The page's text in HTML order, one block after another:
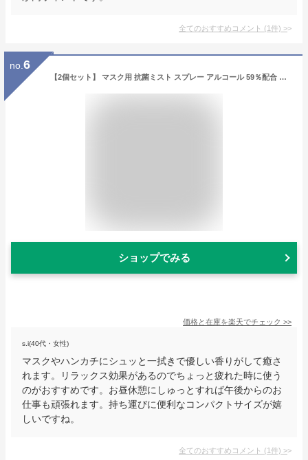
全てのおすすめコメント (1件) >
no. 6
【2個セット】 マスク用 抗菌ミスト スプレー アルコール 59％配合 抗菌 マスク ミント 強烈ミント ゆず 石鹸 香り 選べる4種類 通勤 通学 お仕事 デート 気分転換に コンパクト サイズ 携帯用【送料無料】【メール便不可】
ショップでみる
価格と在庫を楽天でチェック >>
s.i(40代・女性)
マスクやハンカチにシュッと一拭きで優しい香りがして癒さ
れます。リラックス効果があるのでちょっと疲れた時に使う
のがおすすめです。お昼休憩にしゅっとすれば午後からのお
仕事も頑張れます。持ち運びに便利なコンパクトサイズが嬉
しいですね。
全てのおすすめコメント (1件) >